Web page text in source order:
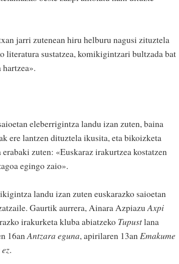
jarri zutenean hiru helburu nagusi zituztela
sustatzea, komikigintzari bultzada bat
eleberrigintza landu izan zuten, baina
ere lantzen dituztela ikusita, eta bikoizketa
zuten: «Euskaraz irakurtzea kostatzen
egingo zaio».
landu izan zuten euskarazko saioetan
Gaurtik aurrera, Ainara AzpiazuAxpi
irakurketa kluba abiatzeko Tupustlana
16anAntzara eguna, apirilaren 13anEmakume
.